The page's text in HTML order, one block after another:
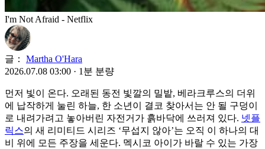
I'm Not Afraid - Netflix
글：
Martha O'Hara
2026.07.08 03:00 · 1분 분량
먼저 빛이 온다. 오래된 동전 빛깔의 밀밭, 베라크루스의 더위
에 납작하게 눌린 하늘, 한 소년이 결코 찾아서는 안 될 구덩이
로 내려가려고 놓아버린 자전거가 흙바닥에 쓰러져 있다. 넷플
릭스의 새 리미티드 시리즈 ‘무섭지 않아’는 오직 이 하나의 대
비 위에 모든 주장을 세운다. 멕시코 아이가 바랄 수 있는 가장